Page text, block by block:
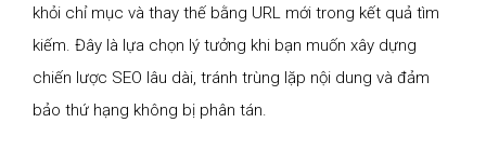
khỏi chỉ mục và thay thế bằng URL mới trong kết quả tìm
kiếm. Đây là lựa chọn lý tưởng khi bạn muốn xây dựng
chiến lược SEO lâu dài, tránh trùng lặp nội dung và đảm
bảo thứ hạng không bị phân tán.